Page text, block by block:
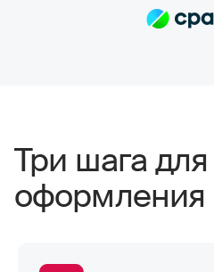
договору, и их
Три шага для
оформления